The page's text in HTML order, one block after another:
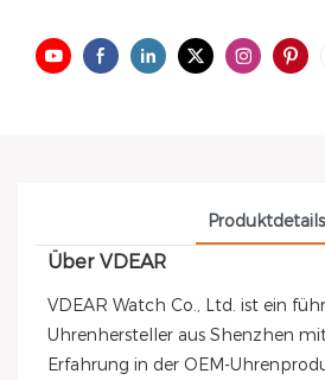
Produktdetails
Über VDEAR
VDEAR Watch Co., Ltd. ist ein
Uhrenhersteller aus Shenzhen
Erfahrung in der OEM-